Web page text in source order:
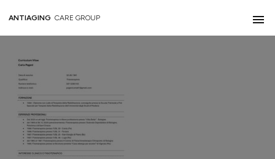
ANTIAGING CARE GROUP
CV CARLA PAGANI